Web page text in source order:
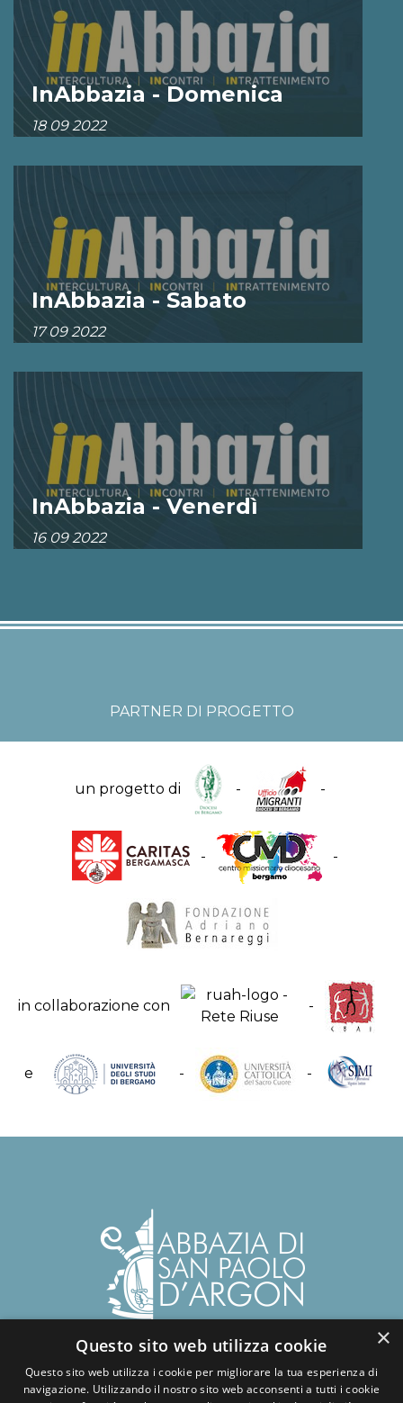
InAbbazia - Domenica
18 09 2022
InAbbazia - Sabato
17 09 2022
InAbbazia - Venerdì
16 09 2022
PARTNER DI PROGETTO
un progetto di - -
- -
in collaborazione con -
e - -
Abbazia benedettina di San Paolo d'Argon
Via del Convento, 1 - 24060
San Paolo d'Argon - BG
×
Questo sito web utilizza cookie
Questo sito web utilizza i cookie per migliorare la tua esperienza di
navigazione. Utilizzando il nostro sito web acconsenti a tutti i cookie